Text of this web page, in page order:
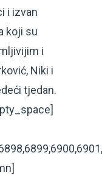
i izvan
koji su
i
Niki i
tjedan.